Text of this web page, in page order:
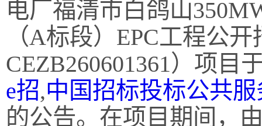
电厂福清市白鸽山
（A标段）EPC工程公
CEZB260601361）项目
e招,中国招标投标公共
的公告。在项目期间，